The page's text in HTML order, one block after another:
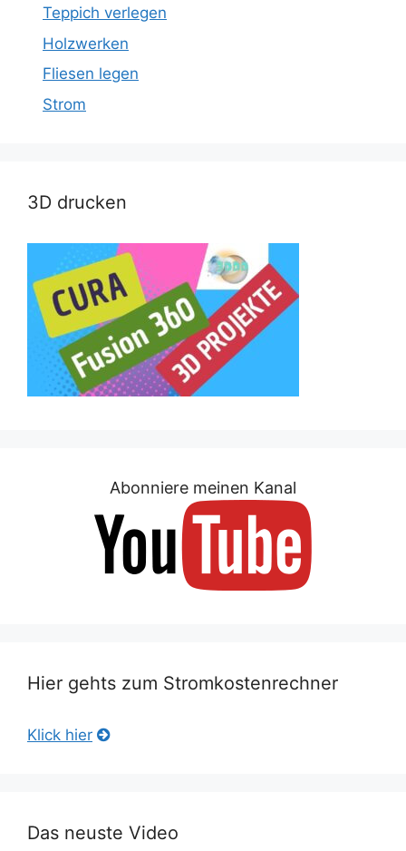
Teppich verlegen
Holzwerken
Fliesen legen
Strom
3D drucken
Abonniere meinen Kanal
Hier gehts zum Stromkostenrechner
Klick hier
Das neuste Video